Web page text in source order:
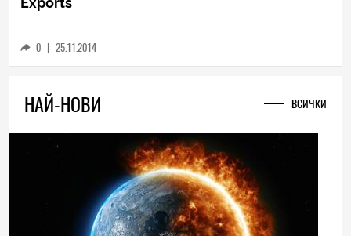
0 | 25.11.2014
НАЙ-НОВИ ВСИЧКИ